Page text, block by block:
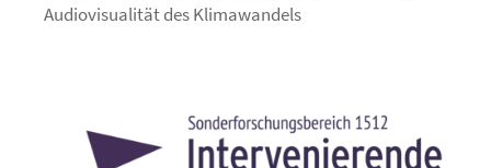
Audiovisualität des Klimawandels